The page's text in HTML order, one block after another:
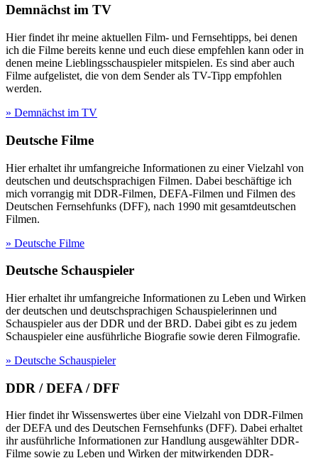
Demnächst im TV
Hier findet ihr meine aktuellen Film- und Fernsehtipps, bei denen
ich die Filme bereits kenne und euch diese empfehlen kann oder in
denen meine Lieblingsschauspieler mitspielen. Es sind aber auch
Filme aufgelistet, die von dem Sender als TV-Tipp empfohlen
werden.
» Demnächst im TV
Deutsche Filme
Hier erhaltet ihr umfangreiche Informationen zu einer Vielzahl von
deutschen und deutschsprachigen Filmen. Dabei beschäftige ich
mich vorrangig mit DDR-Filmen, DEFA-Filmen und Filmen des
Deutschen Fernsehfunks (DFF), nach 1990 mit gesamtdeutschen
Filmen.
» Deutsche Filme
Deutsche Schauspieler
Hier erhaltet ihr umfangreiche Informationen zu Leben und Wirken
der deutschen und deutschsprachigen Schauspielerinnen und
Schauspieler aus der DDR und der BRD. Dabei gibt es zu jedem
Schauspieler eine ausführliche Biografie sowie deren Filmografie.
» Deutsche Schauspieler
DDR / DEFA / DFF
Hier findet ihr Wissenswertes über eine Vielzahl von DDR-Filmen
der DEFA und des Deutschen Fernsehfunks (DFF). Dabei erhaltet
ihr ausführliche Informationen zur Handlung ausgewählter DDR-
Filme sowie zu Leben und Wirken der mitwirkenden DDR-